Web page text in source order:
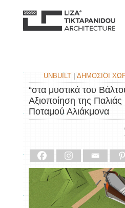
UNBUILT |ΔΗΜΟΣΙΟΙ
“στα μυστικά του
Αξιοποίηση της Παλιάς
Ποταμού Αλιάκμονα